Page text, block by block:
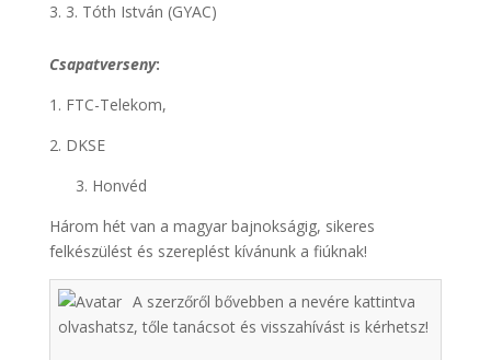
3. Tóth István (GYAC)
Csapatverseny:
1. FTC-Telekom,
2. DKSE
3. Honvéd
Három hét van a magyar bajnokságig, sikeres
felkészülést és szereplést kívánunk a fiúknak!
A szerzőről bővebben a nevére kattintva
olvashatsz, tőle tanácsot és visszahívást is kérhetsz!